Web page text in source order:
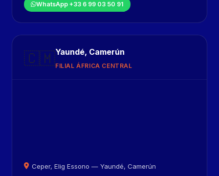
WhatsApp +33 6 99 03 50 91
🇨🇲Yaundé, Camerún
FILIAL ÁFRICA CENTRAL
Ceper, Elig Essono — Yaundé, Camerún